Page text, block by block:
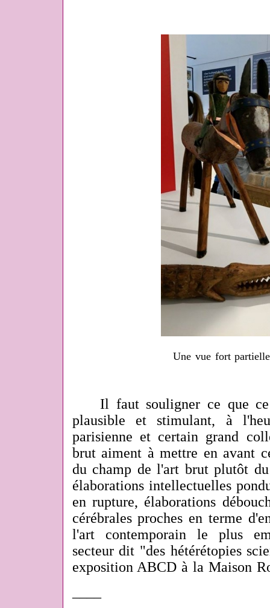
Une vue fort
Il faut souligner ce que
plausible et stimulant, à
parisienne et certain grand
brut aiment à mettre en avant
du champ de l'art brut plutôt
élaborations intellectuelles
en rupture, élaborations
cérébrales proches en terme
l'art contemporain le plus
secteur dit "des hétérétopies
exposition ABCD à la Maison